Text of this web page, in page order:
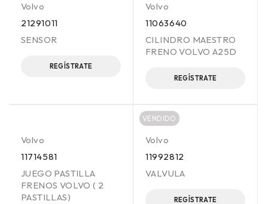
Volvo
21291011
SENSOR
REGÍSTRATE
Volvo
11063640
CILINDRO MAESTRO
FRENO VOLVO A25D
REGÍSTRATE
Volvo
11714581
JUEGO PASTILLA
FRENOS VOLVO ( 2
PASTILLAS)
VENDIDO
Volvo
11992812
VALVULA
REGÍSTRATE